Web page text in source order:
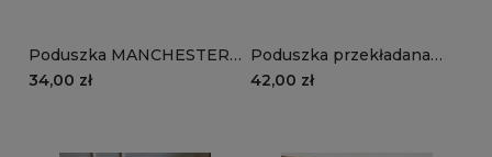
Poduszka MANCHESTER
TL39 | ciemnozielony
34,00 zł
Poduszka przekładana
MANCHESTER LN39 |
42,00 zł